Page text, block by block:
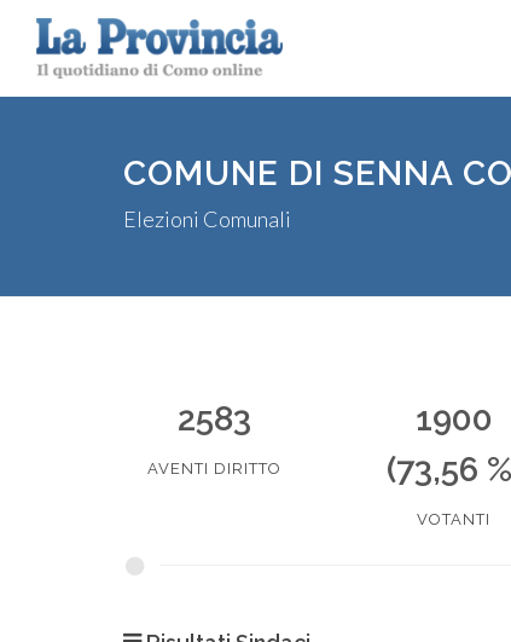
COMUNE DI SENNA
Elezioni Comunali
2583
AVENTI DIRITTO
1900
(73,56
VOTANTI